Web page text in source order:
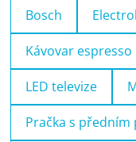
Bosch
Kávovar espresso
LED televize
Pračka s předním